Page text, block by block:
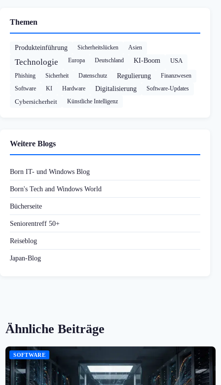
Themen
Produkteinführung Sicherheitslücken Asien
Technologie Europa Deutschland KI-Boom USA
Phishing Sicherheit Datenschutz Regulierung
Finanzwesen
Software
KI Hardware Digitalisierung Software-Updates
Cybersicherheit Künstliche Intelligenz
Weitere Blogs
Born IT- und Windows Blog
Born's Tech and Windows World
Bücherseite
Seniorentreff 50+
Reiseblog
Japan-Blog
Ähnliche Beiträge
SOFTWARE